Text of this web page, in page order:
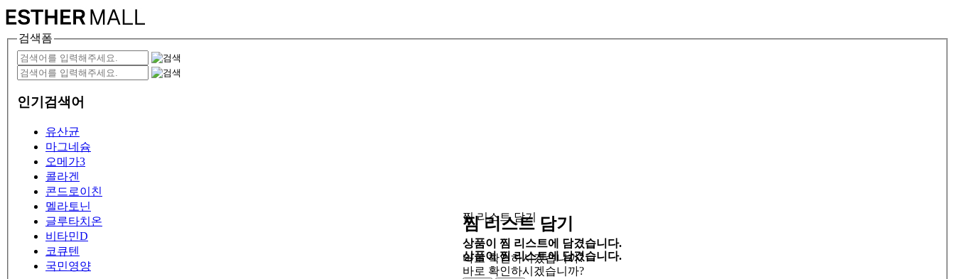
검색폼
인기검색어
유산균
마그네슘
오메가3
콜라겐
콘드로이친
멜라토닌
글루타치온
비타민D
코큐텐
국민영양
찜 리스트 담기
상품이 찜 리스트에 담겼습니다.
바로 확인하시겠습니까?
찜 리스트 담기
상품이 찜 리스트에 담겼습니다.
바로 확인하시겠습니까?